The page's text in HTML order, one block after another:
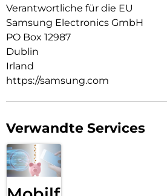
Verantwortliche für die EU
Samsung Electronics GmbH
PO Box 12987
Dublin
Irland
https://samsung.com
Verwandte Services